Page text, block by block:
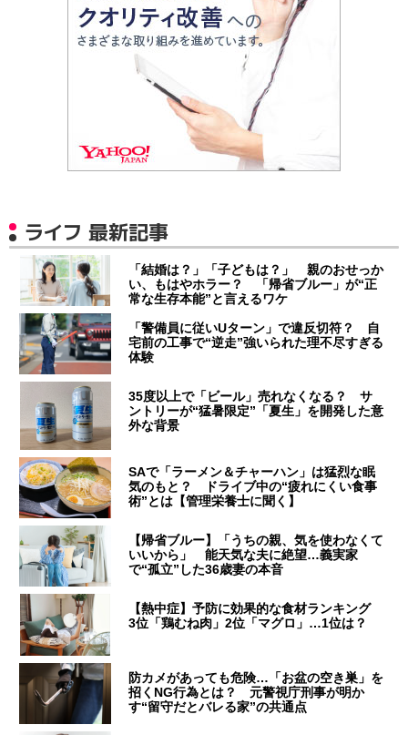
ライフ 最新記事
「結婚は？」「子どもは？」 親のおせっか
い、もはやホラー？ 「帰省ブルー」が“正
常な生存本能”と言えるワケ
「警備員に従いUターン」で違反切符？ 自
宅前の工事で“逆走”強いられた理不尽すぎる
体験
35度以上で「ビール」売れなくなる？ サ
ントリーが“猛暑限定”「夏生」を開発した意
外な背景
SAで「ラーメン＆チャーハン」は猛烈な眠
気のもと？ ドライブ中の“疲れにくい食事
術”とは【管理栄養士に聞く】
【帰省ブルー】「うちの親、気を使わなくて
いいから」 能天気な夫に絶望…義実家
で“孤立”した36歳妻の本音
【熱中症】予防に効果的な食材ランキング
3位「鶏むね肉」2位「マグロ」…1位は？
防カメがあっても危険…「お盆の空き巣」を
招くNG行為とは？ 元警視庁刑事が明か
す“留守だとバレる家”の共通点